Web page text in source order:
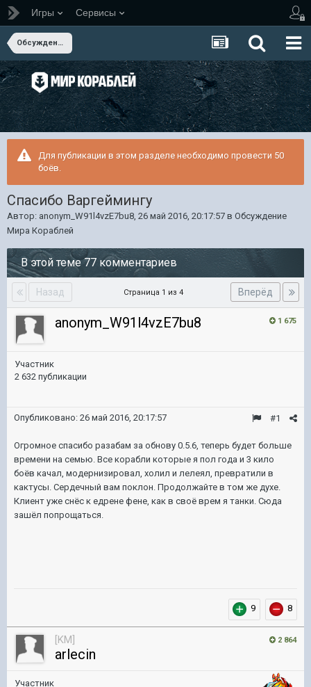
Игры Сервисы
Обсуждение Мира Кораблей
Для публикации в этом разделе необходимо провести 50
боёв.
Спасибо Варгеймингу
Автор: anonym_W91l4vzE7bu8, 26 май 2016, 20:17:57 в Обсуждение
Мира Кораблей
В этой теме 77 комментариев
Назад Вперёд
Страница 1 из 4
1 675
anonym_W91l4vzE7bu8
Участник
2 632 публикации
#1
Опубликовано: 26 май 2016, 20:17:57
Огромное спасибо разабам за обнову 0.5.6, теперь будет больше
времени на семью. Все корабли которые я пол года и 3 кило
боёв качал, модернизировал, холил и лелеял, превратили в
кактусы. Сердечный вам поклон. Продолжайте в том же духе.
Клиент уже снёс к едрене фене, как в своё врем я танки. Сюда
зашёл попрощаться.
9 8
2 864
[KM]
arlecin
Участник